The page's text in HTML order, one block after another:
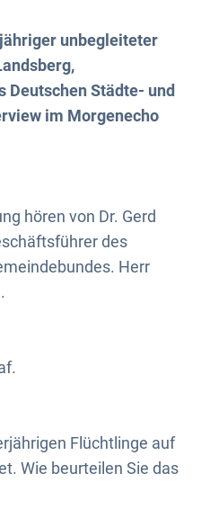
unbegleiteter
Deutschen Städte- und
im Morgenecho
hören von Dr. Gerd
des
Herr
Flüchtlinge auf
Wie beurteilen Sie das